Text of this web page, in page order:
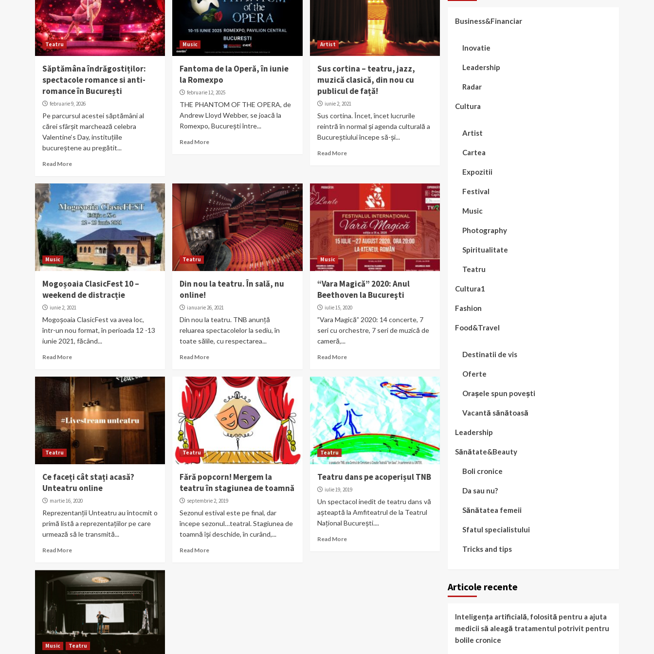
Teatru
Săptămâna îndrăgostiților:
spectacole romance si anti-
romance în București
februarie 9, 2026
Pe parcursul acestei săptămâni al
cărei sfârșit marchează celebra
Valentine‘s Day, instituțiile
bucureștene au pregătit...
Read More
Music
Fantoma de la Operă, în iunie
la Romexpo
februarie 12, 2025
THE PHANTOM OF THE OPERA, de
Andrew Lloyd Webber, se joacă la
Romexpo, București între...
Read More
Artist
Sus cortina – teatru, jazz,
muzică clasică, din nou cu
publicul de față!
iunie 2, 2021
Sus cortina. Încet, încet lucrurile
reintră în normal și agenda culturală a
Bucureștiului începe să-și...
Read More
Music
Mogoșoaia ClasicFest 10 –
weekend de distracție
iunie 2, 2021
Mogoșoaia ClasicFest va avea loc,
într-un nou format, în perioada 12 -13
iunie 2021, făcând...
Read More
Teatru
Din nou la teatru. În sală, nu
online!
ianuarie 26, 2021
Din nou la teatru. TNB anunță
reluarea spectacolelor la sediu, în
toate sălile, cu respectarea...
Read More
Music
“Vara Magică” 2020: Anul
Beethoven la Bucureşti
iulie 15, 2020
”Vara Magică” 2020: 14 concerte, 7
seri cu orchestre, 7 seri de muzică de
cameră,...
Read More
Teatru
Ce faceți cât stați acasă?
Unteatru online
martie 16, 2020
Reprezentanții Unteatru au întocmit o
primă listă a reprezentațiilor pe care
urmează să le transmită...
Read More
Teatru
Fără popcorn! Mergem la
teatru în stagiunea de toamnă
septembrie 2, 2019
Sezonul estival este pe final, dar
începe sezonul…teatral. Stagiunea de
toamnă își deschide, în curând,...
Read More
Teatru
Teatru dans pe acoperișul TNB
iulie 19, 2019
Un spectacol inedit de teatru dans vă
așteaptă la Amfiteatrul de la Teatrul
Național București....
Read More
Music Teatru
Business&Financiar
Inovatie
Leadership
Radar
Cultura
Artist
Cartea
Expozitii
Festival
Music
Photography
Spiritualitate
Teatru
Cultura1
Fashion
Food&Travel
Destinatii de vis
Oferte
Orașele spun povești
Vacantă sănătoasă
Leadership
Sănătate&Beauty
Boli cronice
Da sau nu?
Sănătatea femeii
Sfatul specialistului
Tricks and tips
Articole recente
Inteligența artificială, folosită pentru a ajuta
medicii să aleagă tratamentul potrivit pentru
bolile cronice